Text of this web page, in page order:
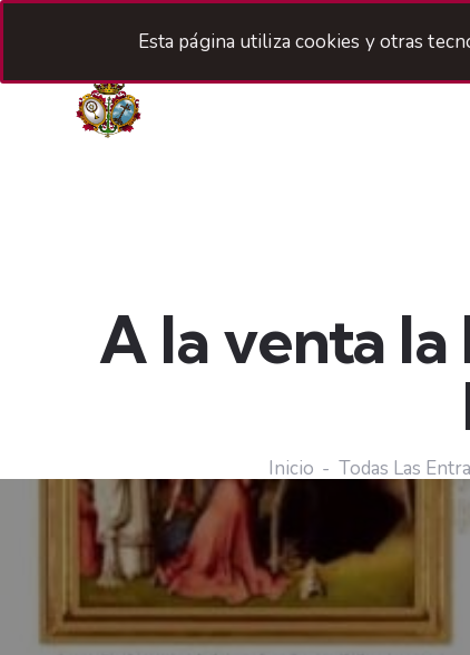
A la venta
Inicio Todas Las
Esta página utiliza cookies y otras